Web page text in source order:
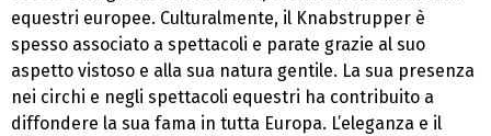
equestri europee. Culturalmente, il Knabstrupper è
spesso associato a spettacoli e parate grazie al suo
aspetto vistoso e alla sua natura gentile. La sua presenza
nei circhi e negli spettacoli equestri ha contribuito a
diffondere la sua fama in tutta Europa. L’eleganza e il